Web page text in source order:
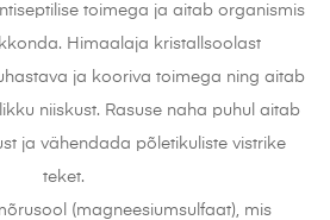
toimega ja aitab organismis
Himaalaja kristallsoolast
ja kooriva toimega ning aitab
niiskust. Rasuse naha puhul aitab
ja vähendada põletikuliste vistrike
teket.
(magneesiumsulfaat), mis